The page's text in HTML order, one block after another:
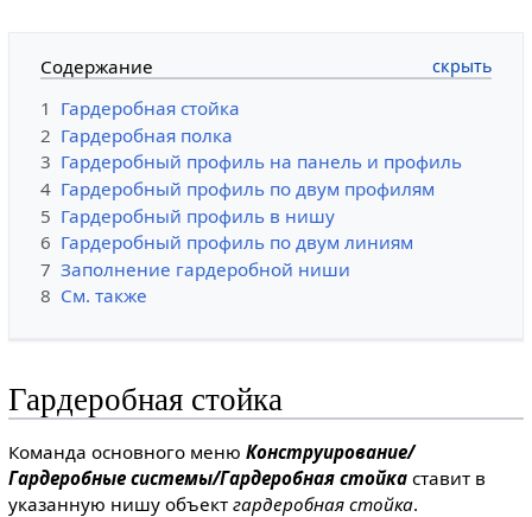
Содержание
1 Гардеробная стойка
2 Гардеробная полка
3 Гардеробный профиль на панель и профиль
4 Гардеробный профиль по двум профилям
5 Гардеробный профиль в нишу
6 Гардеробный профиль по двум линиям
7 Заполнение гардеробной ниши
8 См. также
Гардеробная стойка
Команда основного меню Конструирование/
Гардеробные системы/Гардеробная стойкаставит в
указанную нишу объект гардеробная стойка.